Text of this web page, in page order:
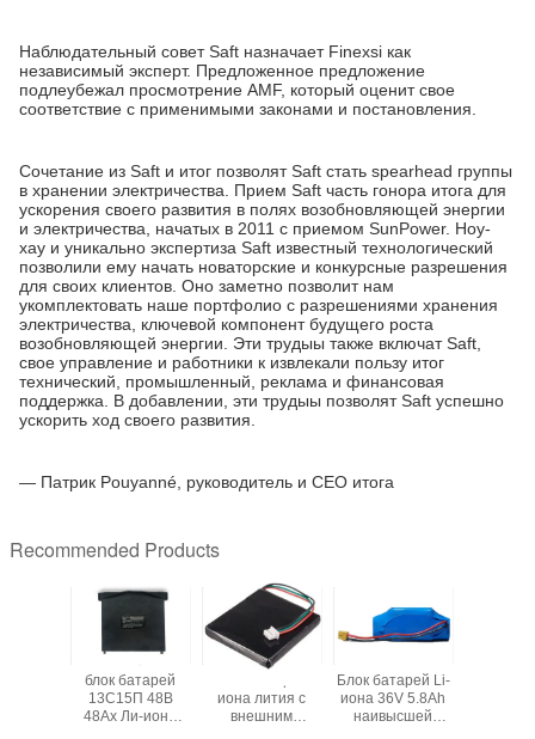
Наблюдательный совет Saft назначает Finexsi как
независимый эксперт. Предложенное предложение
подлеубежал просмотрение AMF, который оценит свое
соответствие с применимыми законами и постановления.
Сочетание из Saft и итог позволят Saft стать spearhead группы
в хранении электричества. Прием Saft часть гонора итога для
ускорения своего развития в полях возобновляющей энергии
и электричества, начатых в 2011 с приемом SunPower. Ноу-
хау и уникально экспертиза Saft известный технологический
позволили ему начать новаторские и конкурсные разрешения
для своих клиентов. Оно заметно позволит нам
укомплектовать наше портфолио с разрешениями хранения
электричества, ключевой компонент будущего роста
возобновляющей энергии. Эти трудыы также включат Saft,
свое управление и работники к извлекали пользу итог
технический, промышленный, реклама и финансовая
поддержка. В добавлении, эти трудыы позволят Saft успешно
ускорить ход своего развития.
— Патрик Pouyanné, руководитель и CEO итога
Recommended Products
блок батарей
13С15П 48В
48Ах Ли-иона
иона лития с
внешним
Блок батарей Li-
иона 36V 5.8Ah
наивысшей